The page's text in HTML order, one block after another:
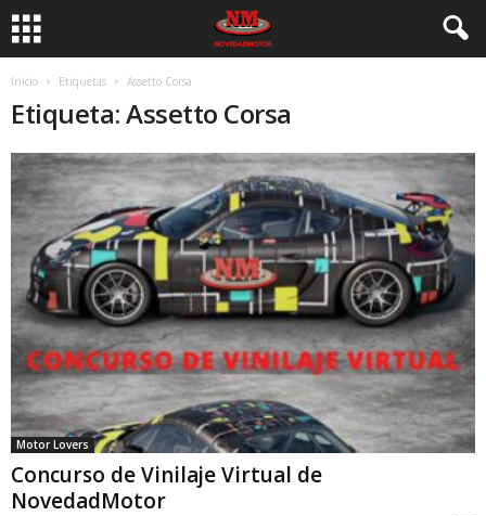
Inicio Etiquetas Assetto Corsa
Etiqueta: Assetto Corsa
Motor Lovers
Concurso de Vinilaje Virtual de
NovedadMotor